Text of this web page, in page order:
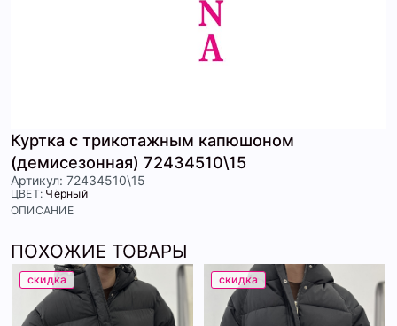
Куртка с трикотажным капюшоном
(демисезонная) 72434510\15
Артикул: 72434510\15
ЦВЕТ: Чёрный
ОПИСАНИЕ
ПОХОЖИЕ ТОВАРЫ
скидка скидка